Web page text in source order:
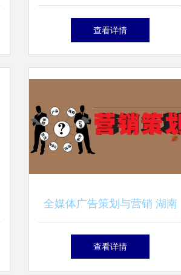
素材、模板与熊猫办公一站式
查看详情
全媒体广告策划与营销 湖南
商务职业技术学院经济贸易学
查看详情